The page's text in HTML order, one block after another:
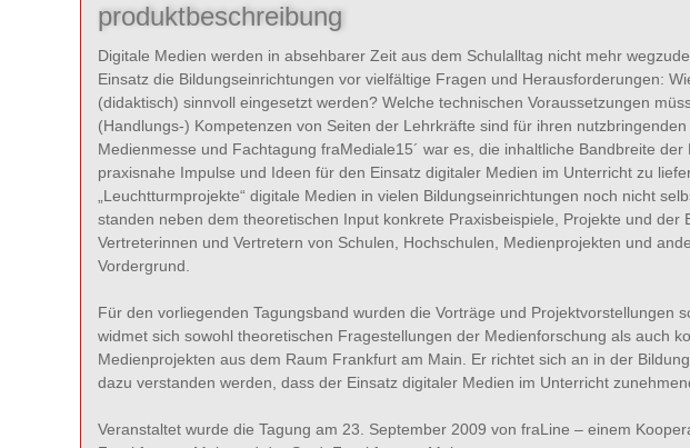
produktbeschreibung
Digitale Medien werden in absehbarer Zeit aus dem Schulalltag nicht mehr
Einsatz die Bildungseinrichtungen vor vielfältige Fragen und Herausforderungen:
(didaktisch) sinnvoll eingesetzt werden? Welche technischen Voraussetzungen
(Handlungs-) Kompetenzen von Seiten der Lehrkräfte sind für ihren
Medienmesse und Fachtagung fraMediale15´ war es, die inhaltliche Bandbreite
praxisnahe Impulse und Ideen für den Einsatz digitaler Medien im Unterricht zu
„Leuchtturmprojekte“ digitale Medien in vielen Bildungseinrichtungen noch nicht
standen neben dem theoretischen Input konkrete Praxisbeispiele, Projekte und der
Vertreterinnen und Vertretern von Schulen, Hochschulen, Medienprojekten und
Vordergrund.
Für den vorliegenden Tagungsband wurden die Vorträge und Projektvorstellungen
widmet sich sowohl theoretischen Fragestellungen der Medienforschung als auch
Medienprojekten aus dem Raum Frankfurt am Main. Er richtet sich an in der
dazu verstanden werden, dass der Einsatz digitaler Medien im Unterricht
Veranstaltet wurde die Tagung am 23. September 2009 von fraLine – einem